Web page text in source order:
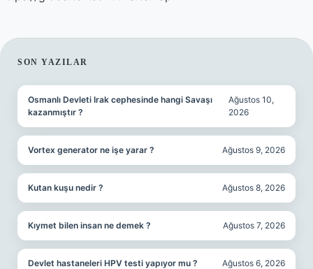
SIDEBAR
SON YAZILAR
Osmanlı Devleti Irak cephesinde hangi Savaşı
kazanmıştır ?
Ağustos 10,
2026
Vortex generator ne işe yarar ? Ağustos 9, 2026
Kutan kuşu nedir ? Ağustos 8, 2026
Kıymet bilen insan ne demek ? Ağustos 7, 2026
Devlet hastaneleri HPV testi yapıyor mu ? Ağustos 6, 2026